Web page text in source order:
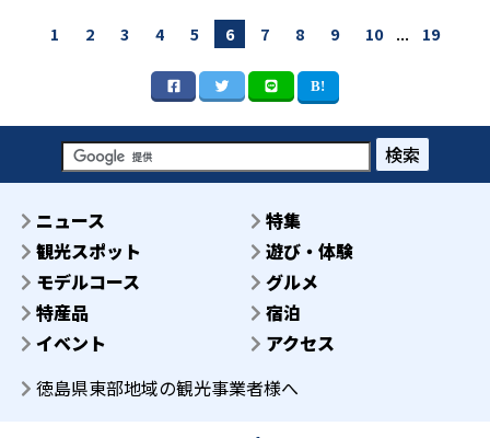
1 2 3 4 5 6 7 8 9 10 ... 19
検索
ニュース
特集
観光スポット
遊び・体験
モデルコース
グルメ
特産品
宿泊
イベント
アクセス
徳島県東部地域の観光事業者様へ